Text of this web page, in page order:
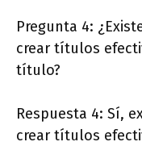
Pregunta 4:
crear títulos
título?
Respuesta 4: Sí,
crear títulos